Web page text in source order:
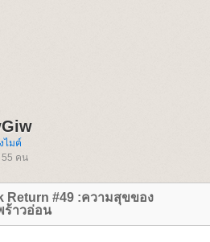
ไมค์
คน
Return #49 :ความสุขของ
ร้าวอ่อน